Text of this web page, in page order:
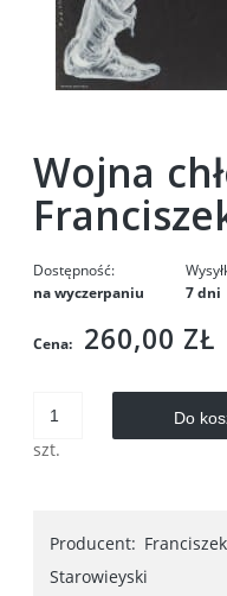
Wojna
Dostępność:
na wyczerpaniu
7 dni
Cena: 260,00 ZŁ
szt.
Do
Producent: Franciszek
Starowieyski